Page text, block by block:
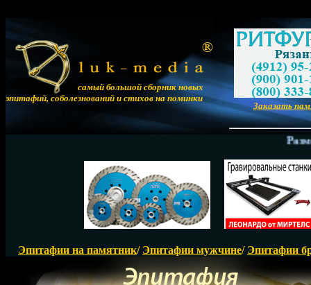
самый большой сборник новых
эпитафий, соболезнований и стихов на поминки
Заказать
Эпитафии на памятник/ Эпитафии мужчине/ Эпитафии